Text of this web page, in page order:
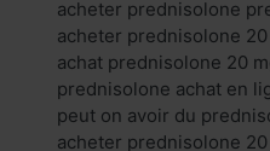
acheter prednisolone
acheter prednisolone
achat prednisolone 20
prednisolone achat en
peut on avoir du
acheter prednisolone